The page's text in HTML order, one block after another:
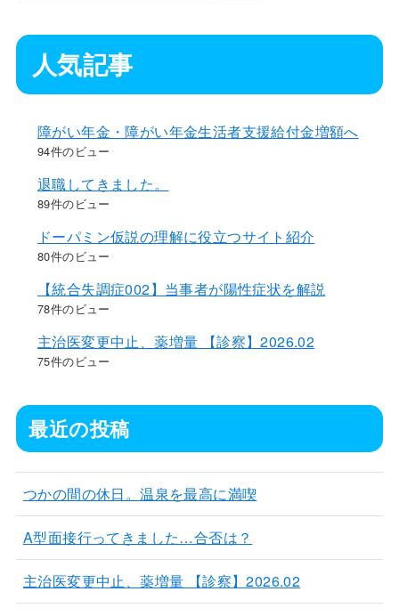
人気記事
障がい年金・障がい年金生活者支援給付金増額へ
94件のビュー
退職してきました。
89件のビュー
ドーパミン仮説の理解に役立つサイト紹介
80件のビュー
【統合失調症002】当事者が陽性症状を解説
78件のビュー
主治医変更中止、薬増量 【診察】2026.02
75件のビュー
最近の投稿
つかの間の休日。温泉を最高に満喫
A型面接行ってきました…合否は？
主治医変更中止、薬増量 【診察】2026.02